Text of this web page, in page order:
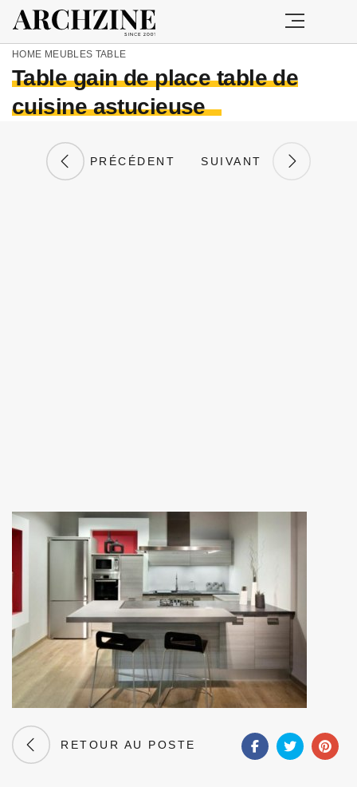
HOME MEUBLES TABLE
Table gain de place table de
cuisine astucieuse
PRÉCÉDENT SUIVANT
RETOUR AU POSTE